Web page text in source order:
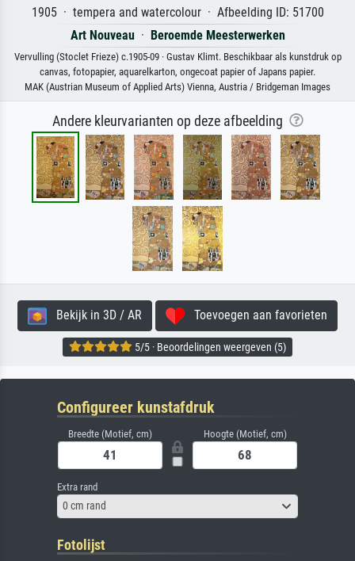
1905 · tempera and watercolour · Afbeelding ID: 51700
Art Nouveau· Beroemde Meesterwerken
Vervulling (Stoclet Frieze) c.1905-09 · Gustav Klimt. Beschikbaar als kunstdruk op
canvas, fotopapier, aquarelkarton, ongecoat papier of Japans papier.
MAK (Austrian Museum of Applied Arts) Vienna, Austria / Bridgeman Images
Andere kleurvarianten op deze afbeelding
Bekijk in 3D / AR Toevoegen aan favorieten
5/5 · Beoordelingen weergeven (5)
Configureer kunstafdruk
Breedte (Motief, cm) Hoogte (Motief, cm)
Extra rand
0 cm rand
Fotolijst